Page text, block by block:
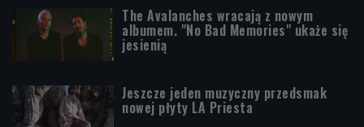
The Avalanches wracają z nowym
albumem. "No Bad Memories" ukaże się
jesienią
Jeszcze jeden muzyczny przedsmak
nowej płyty LA Priesta